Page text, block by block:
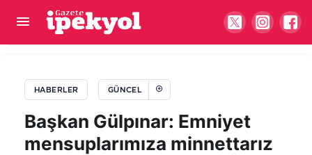
HABERLER GÜNCEL
Başkan Gülpınar: Emniyet
mensuplarımıza minnettarız
Gaziantep depremi sonrası uyarı: Ünlü deprem